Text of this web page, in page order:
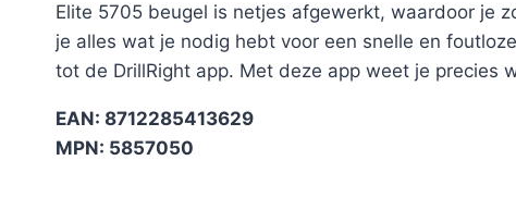
Elite 5705 beugel is netjes afgewerkt, waardoor je
je alles wat je nodig hebt voor een snelle en
tot de DrillRight app. Met deze app weet je precies
EAN: 8712285413629
MPN: 5857050